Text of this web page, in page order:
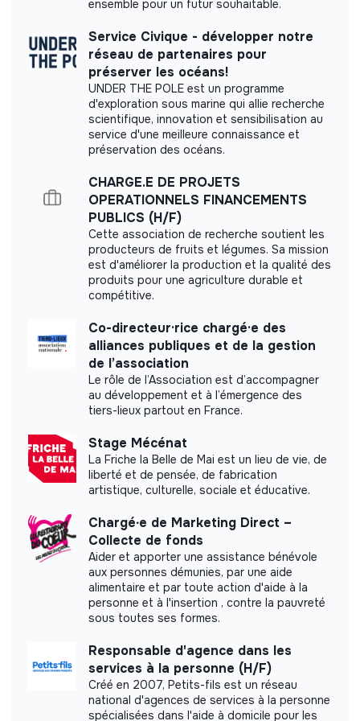
Vous êtes garant.e de la bonne coordination du
travail avec les prestataires et les équipes internes,
avec qui vous travaillez en étroite collaboration (le
service juridique legs, les départements collecte et
communication, les autres bureaux de MSF, etc.).
Suivi de l’activité et outils (20%)
Vous produisez un bilan annuel détaillé de l’activité et
Vous définissez et assurez la bonne mise en œuvre
des procédures sur l’ensemble des activités du pôle ;
Vous définissez les indicateurs, produisez et
analysez les reportings de suivi d’activités, et
développez une culture data dans le pôle ;
Vous initiez et coordonnez les chantiers de
développement des nouvelles fonctionnalités sur
qualité des données saisies sur votre périmètre.
Website
Nonprofit organization
Between 250 and 2000
employees
Health
Impact study
Médecins sans Frontières France did not yet
communicate its impact measurement.
Labels and certifications
This structure did not communicate to us the
labels or certifications that it was able to obtain.
Did not yet add a transparency document.
ensemble pour un futur souhaitable.
Service Civique - développer notre
réseau de partenaires pour
préserver les océans!
UNDER THE POLE est un programme
d'exploration sous marine qui allie recherche
scientifique, innovation et sensibilisation au
service d'une meilleure connaissance et
préservation des océans.
CHARGE.E DE PROJETS
OPERATIONNELS FINANCEMENTS
PUBLICS (H/F)
Cette association de recherche soutient les
producteurs de fruits et légumes. Sa mission
est d'améliorer la production et la qualité des
produits pour une agriculture durable et
compétitive.
Co-directeur·rice chargé·e des
alliances publiques et de la gestion
de l’association
Le rôle de l’Association est d’accompagner
au développement et à l’émergence des
tiers-lieux partout en France.
Stage Mécénat
La Friche la Belle de Mai est un lieu de vie, de
liberté et de pensée, de fabrication
artistique, culturelle, sociale et éducative.
Chargé∙e de Marketing Direct –
Collecte de fonds
Aider et apporter une assistance bénévole
aux personnes démunies, par une aide
alimentaire et par toute action d'aide à la
personne et à l'insertion , contre la pauvreté
sous toutes ses formes.
Responsable d'agence dans les
services à la personne (H/F)
Créé en 2007, Petits-fils est un réseau
national d'agences de services à la personne
spécialisées dans l'aide à domicile pour les